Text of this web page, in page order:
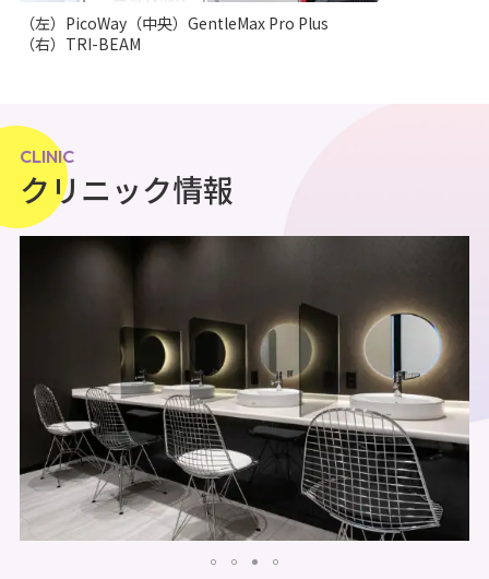
（左）PicoWay（中央）GentleMax Pro Plus
（右）TRI-BEAM
CLINIC
クリニック情報